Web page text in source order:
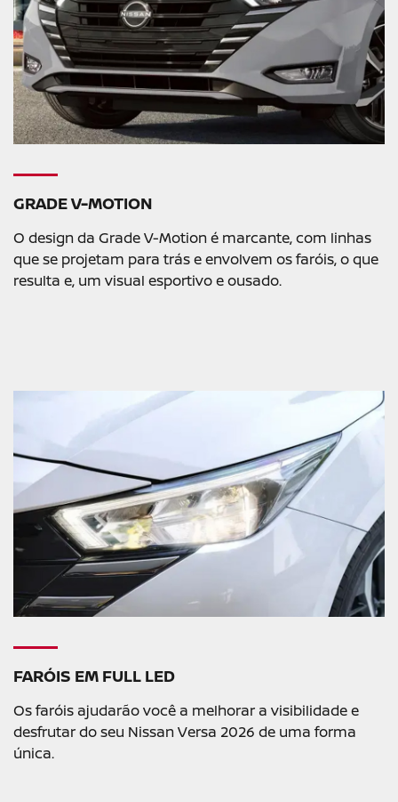
GRADE V-MOTION
O design da Grade V-Motion é marcante, com linhas
que se projetam para trás e envolvem os faróis, o que
resulta e, um visual esportivo e ousado.
FARÓIS EM FULL LED
Os faróis ajudarão você a melhorar a visibilidade e
desfrutar do seu Nissan Versa 2026 de uma forma
única.